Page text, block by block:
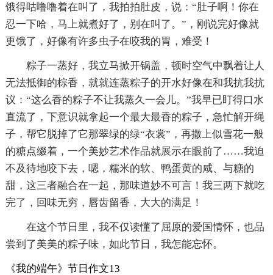
饿得咕噜噜着在叫了，我拍拍肚皮，说：“肚子啊！你在
忍一下哈，马上就煮好了，别在叫了。”，刚说完好像就
更饿了，好像有许多虫子在咬我的胃，难受！
粽子一蒸好，我立马掀开锅盖，顿时空气中飘着让人
无法抵御的棕香，就就连蒸粽子的开水好像在和我抗我抗
议：“这么香的粽子不让我蒸久一会儿。”我早已盯得口水
直流了，下意识就拿起一个最大最香的粽子，急忙解开绳
子，帮它脱掉了它那翠绿的绿“衣裳”，再撒上似雪花一般
的糖点缀着，一个美妙艺术作品就展示在眼前了……我迫
不及待地咬下去，嗯，糯米的软、鸭蛋黄的咸、与糖的
甜，这三者融合在一起，那味道妙不可言！我三两下就吃
完了，回味无穷，唇齿留香，大大的满足！
在这个节日里，我不仅读懂了屈原的爱国情怀，也品
尝到了美美的粽子味，如此节日，我怎能忘怀。
《我的端午》节日作文13